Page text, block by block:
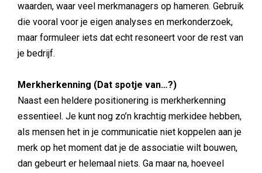
waarden, waar veel merkmanagers op hameren. Gebruik
die vooral voor je eigen analyses en merkonderzoek,
maar formuleer iets dat echt resoneert voor de rest van
je bedrijf.
Merkherkenning (Dat spotje van…?)
Naast een heldere positionering is merkherkenning
essentieel. Je kunt nog zo’n krachtig merkidee hebben,
als mensen het in je communicatie niet koppelen aan je
merk op het moment dat je de associatie wilt bouwen,
dan gebeurt er helemaal niets. Ga maar na, hoeveel